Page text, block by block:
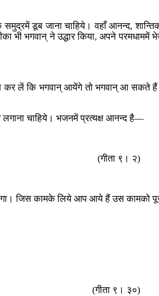
डूब जाना चाहिये। वहाँ आनन्द,
भी भगवान् ने उद्धार किया, अपने परमधाममें
कर लें कि भगवान् आयेंगे तो भगवान् आ सकते
लगाना चाहिये। भजनमें प्रत्यक्ष आनन्द है—
(गीता ९। २)
जिस कामके लिये आप आये हैं उस कामको
(गीता ९। ३०)